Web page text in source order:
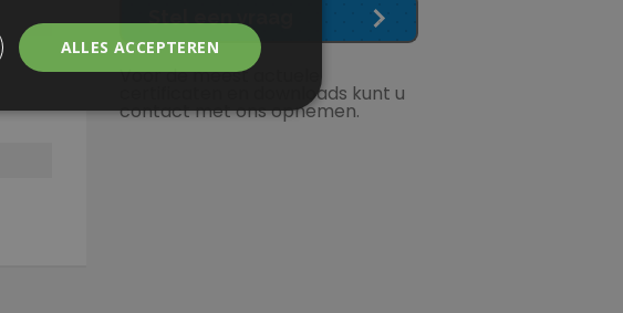
Stel een vraag
Voor de meest actuele
certificaten en downloads kunt u
contact met ons opnemen.
ALLES ACCEPTEREN